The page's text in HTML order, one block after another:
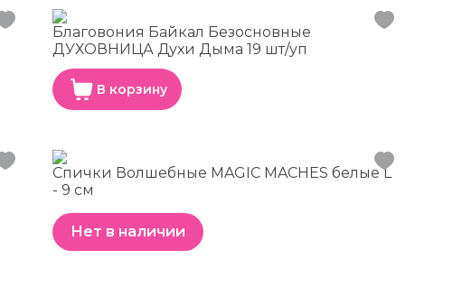
Благовония Байкал Безосновные
ДУХОВНИЦА Духи Дыма 19 шт/уп
В корзину
Спички Волшебные MAGIC MACHES белые L
- 9 см
Нет в наличии